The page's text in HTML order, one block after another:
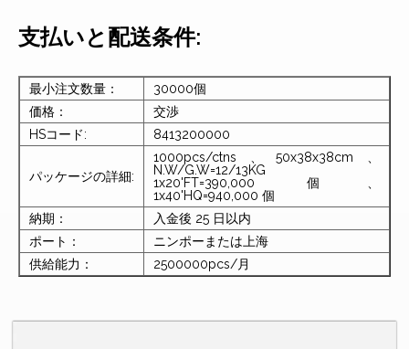
支払いと配送条件:
最小注文数量：
30000個
価格：
交渉
HSコード:
8413200000
パッケージの詳細:
1000pcs/ctns、50x38x38cm、
N.W/G.W=12/13KG
1x20'FT=390,000 個、
1x40'HQ=940,000 個
納期：
入金後 25 日以内
ポート：
ニンポーまたは上海
供給能力：
2500000pcs/月